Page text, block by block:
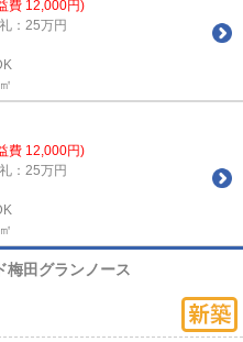
費 12,000円)
：25万円
費 12,000円)
：25万円
梅田グランノース